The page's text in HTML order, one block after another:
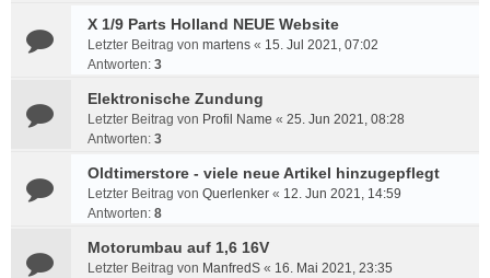
X 1/9 Parts Holland NEUE Website
Letzter Beitrag von martens « 15. Jul 2021, 07:02
Antworten: 3
Elektronische Zundung
Letzter Beitrag von Profil Name « 25. Jun 2021, 08:28
Antworten: 3
Oldtimerstore - viele neue Artikel hinzugepflegt
Letzter Beitrag von Querlenker « 12. Jun 2021, 14:59
Antworten: 8
Motorumbau auf 1,6 16V
Letzter Beitrag von ManfredS « 16. Mai 2021, 23:35